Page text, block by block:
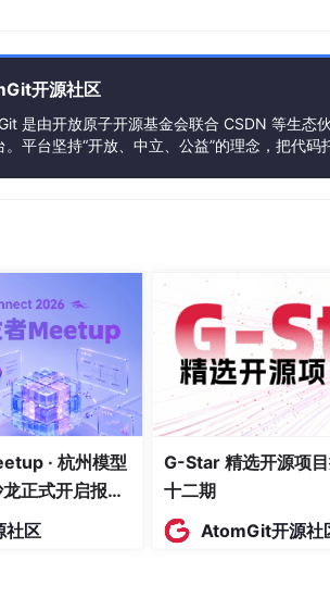
接影响响应延迟和吞吐量。
Python 的 DB-API 规范，而是直接实现
开箱即用，scrollable cursors 不
类型和数组的编解码自动完成，自定义
意味着开发者可以充分利用
3.9 或更高版本，支持的 PostgreSQL
SSPI 认证。
开源社区
是由开放原子开源基金会联合 CSDN 等生态
。平台坚持“开放、中立、公益”的理念，把代
· 杭州模型
正式开启报
社区
G-Star 精选开源项
十二期
AtomGit开源社